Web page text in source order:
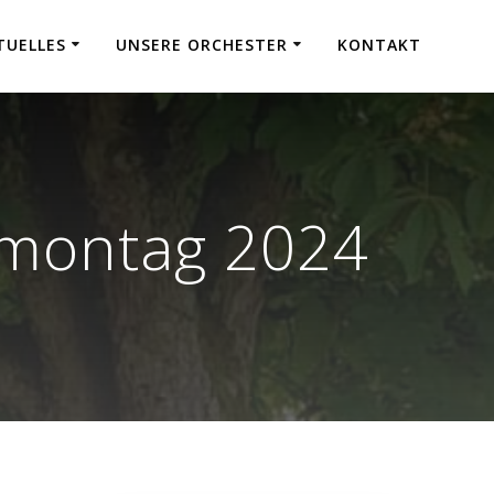
UNSERE ORCHESTER KONTAKT
2024